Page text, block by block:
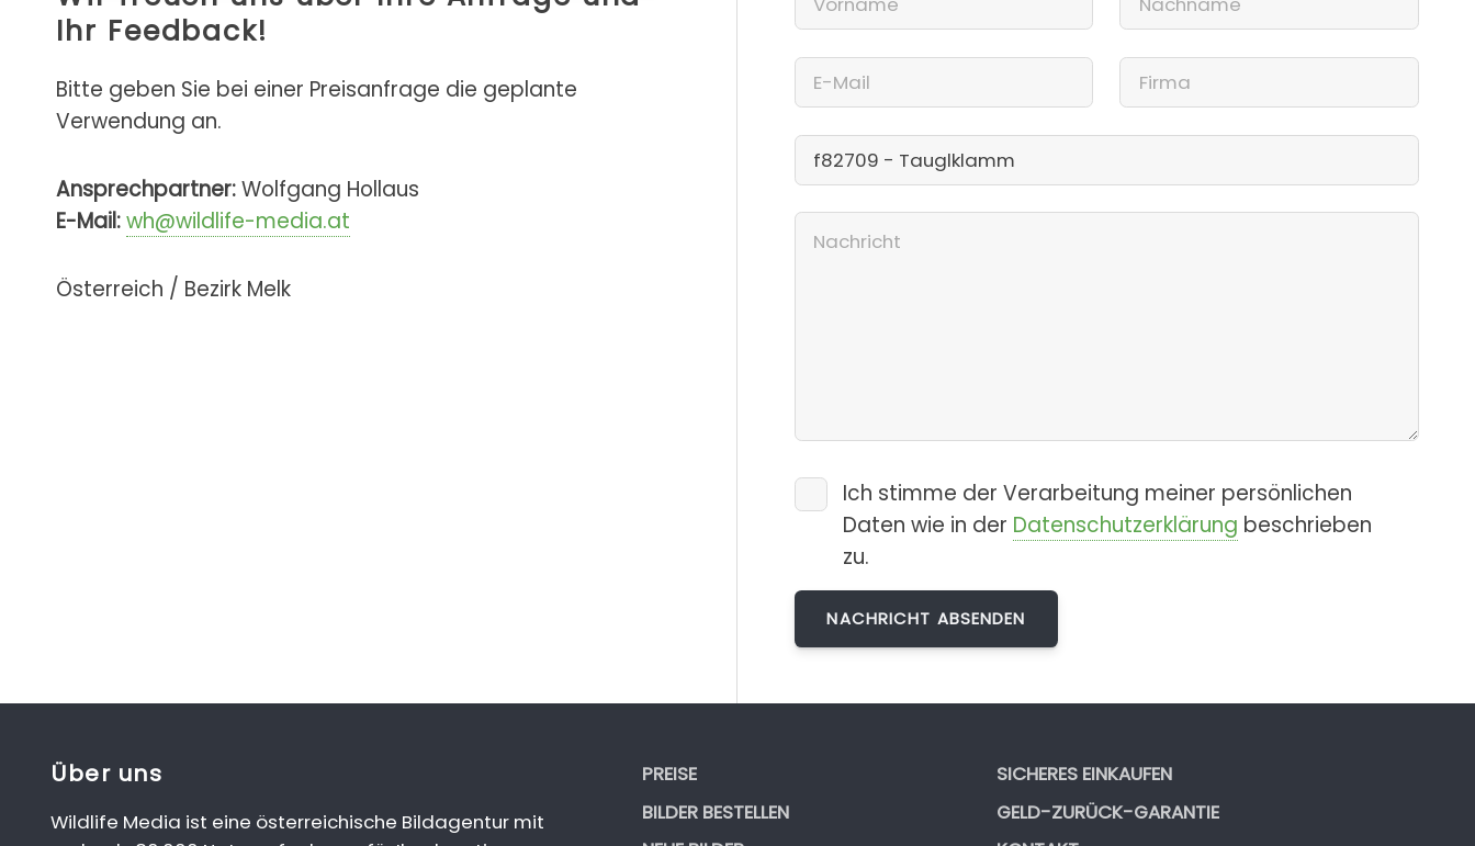
Ihr Feedback!
Bitte geben Sie bei einer Preisanfrage die geplante
Verwendung an.
Ansprechpartner:Wolfgang Hollaus
E-Mail:wh@wildlife-media.at
Österreich / Bezirk Melk
Ich stimme der Verarbeitung meiner persönlichen
Daten wie in der Datenschutzerklärung beschrieben
zu.
Über uns
Wildlife Media ist eine österreichische Bildagentur mit
PREISE
BILDER BESTELLEN
SICHERES EINKAUFEN
GELD-ZURÜCK-GARANTIE